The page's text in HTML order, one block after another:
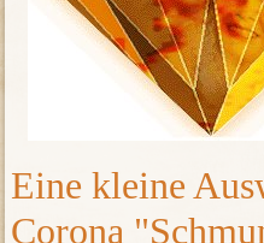
Eine kleine
Corona